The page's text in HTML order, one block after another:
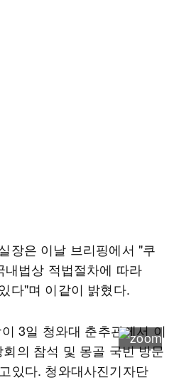
장은 이날 브리핑에서 "쿠
법상 적법절차에 따라
다"며 이같이 밝혔다.